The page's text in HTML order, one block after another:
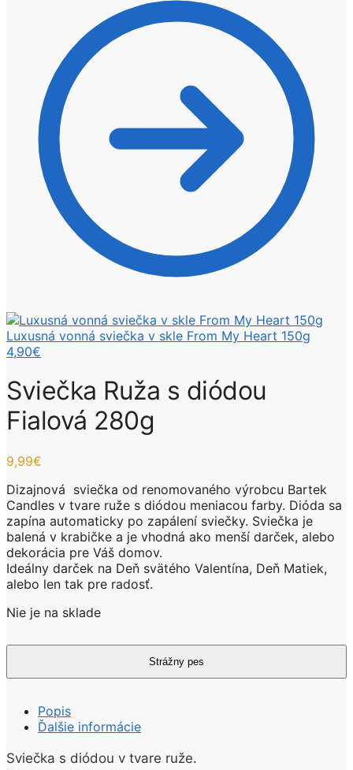
Luxusná vonná sviečka v skle From My Heart 150g
4,90€
Sviečka Ruža s diódou
Fialová 280g
9,99€
Dizajnová sviečka od renomovaného výrobcu Bartek
Candles v tvare ruže s diódou meniacou farby. Dióda sa
zapína automaticky po zapálení sviečky. Sviečka je
balená v krabičke a je vhodná ako menší darček, alebo
dekorácia pre Váš domov.
Ideálny darček na Deň svätého Valentína, Deň Matiek,
alebo len tak pre radosť.
Nie je na sklade
Popis
Ďalšie informácie
Sviečka s diódou v tvare ruže.